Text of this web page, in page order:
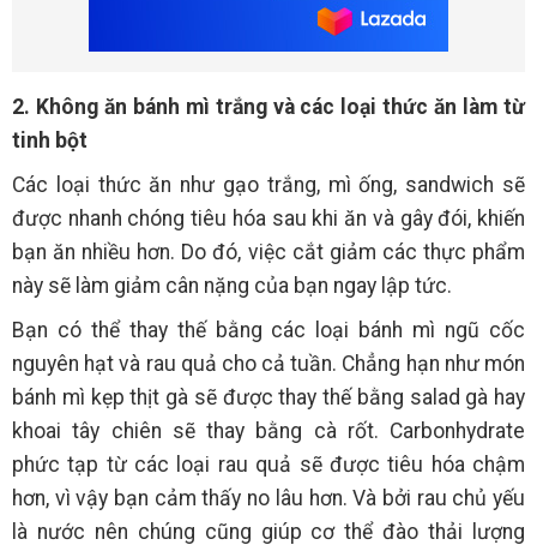
2. Không ăn bánh mì trắng và các loại thức ăn làm từ
tinh bột
Các loại thức ăn như gạo trắng, mì ống, sandwich sẽ
được nhanh chóng tiêu hóa sau khi ăn và gây đói, khiến
bạn ăn nhiều hơn. Do đó, việc cắt giảm các thực phẩm
này sẽ làm giảm cân nặng của bạn ngay lập tức.
Bạn có thể thay thế bằng các loại bánh mì ngũ cốc
nguyên hạt và rau quả cho cả tuần. Chẳng hạn như món
bánh mì kẹp thịt gà sẽ được thay thế bằng salad gà hay
khoai tây chiên sẽ thay bằng cà rốt. Carbonhydrate
phức tạp từ các loại rau quả sẽ được tiêu hóa chậm
hơn, vì vậy bạn cảm thấy no lâu hơn. Và bởi rau chủ yếu
là nước nên chúng cũng giúp cơ thể đào thải lượng